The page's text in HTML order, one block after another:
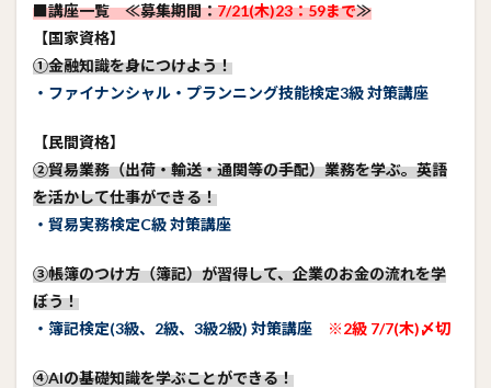
■講座一覧 ≪募集期間：7/21(木)23：59まで≫
【国家資格】
①金融知識を身につけよう！
・ファイナンシャル・プランニング技能検定3級 対策講座
【民間資格】
②貿易業務（出荷・輸送・通関等の手配）業務を学ぶ。英語
を活かして仕事ができる！
・貿易実務検定C級 対策講座
➂帳簿のつけ方（簿記）が習得して、企業のお金の流れを学
ぼう！
・簿記検定(3級、2級、3級2級) 対策講座
※2級 7/7(木)〆切
④AIの基礎知識を学ぶことができる！